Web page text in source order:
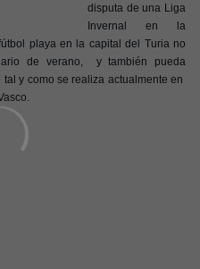
disputa de una Liga
Invernal en la
playa en la capital del Turia no
de verano, y también pueda
y como se realiza actualmente en